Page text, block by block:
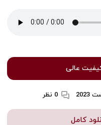
عالی
0 نظر
کامل